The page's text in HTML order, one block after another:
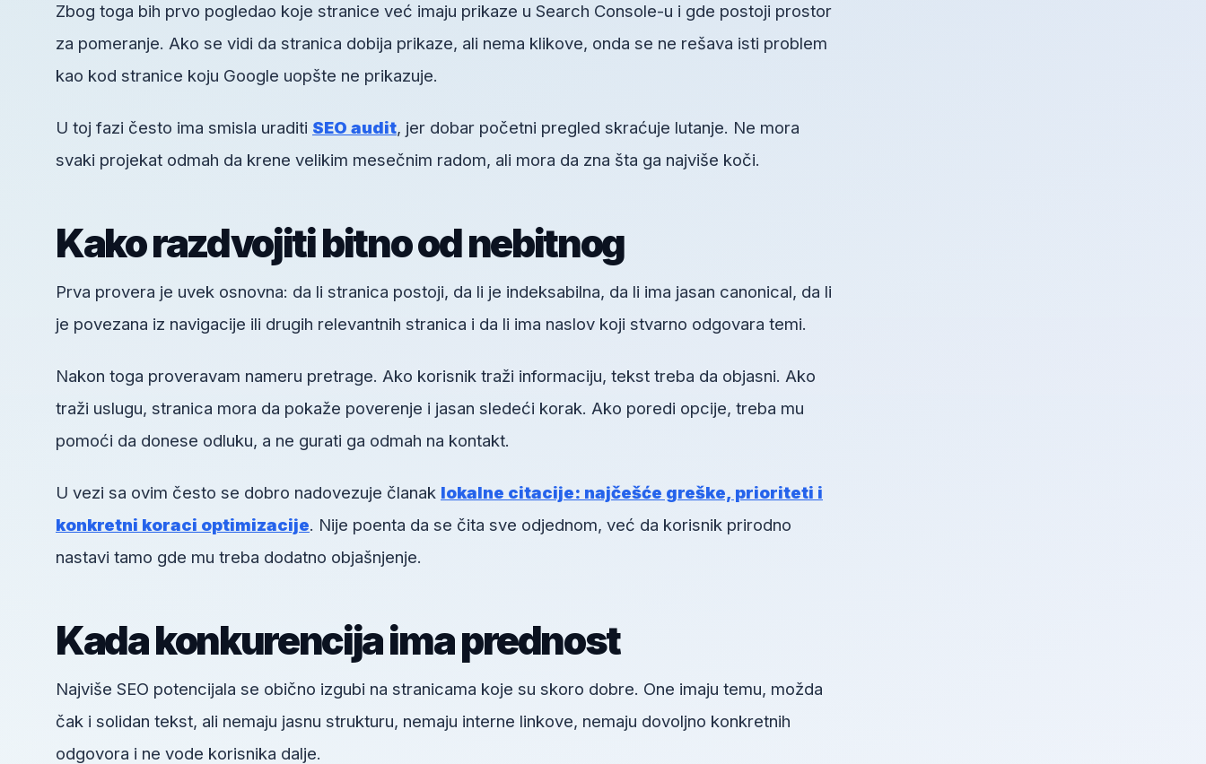
Zbog toga bih prvo pogledao koje stranice već imaju prikaze u Search Console-u i gde postoji prostor
za pomeranje. Ako se vidi da stranica dobija prikaze, ali nema klikove, onda se ne rešava isti problem
kao kod stranice koju Google uopšte ne prikazuje.
U toj fazi često ima smisla uraditi SEO audit, jer dobar početni pregled skraćuje lutanje. Ne mora
svaki projekat odmah da krene velikim mesečnim radom, ali mora da zna šta ga najviše koči.
Kako razdvojiti bitno od nebitnog
Prva provera je uvek osnovna: da li stranica postoji, da li je indeksabilna, da li ima jasan canonical, da li
je povezana iz navigacije ili drugih relevantnih stranica i da li ima naslov koji stvarno odgovara temi.
Nakon toga proveravam nameru pretrage. Ako korisnik traži informaciju, tekst treba da objasni. Ako
traži uslugu, stranica mora da pokaže poverenje i jasan sledeći korak. Ako poredi opcije, treba mu
pomoći da donese odluku, a ne gurati ga odmah na kontakt.
U vezi sa ovim često se dobro nadovezuje članak lokalne citacije: najčešće greške, prioriteti i
konkretni koraci optimizacije. Nije poenta da se čita sve odjednom, već da korisnik prirodno
nastavi tamo gde mu treba dodatno objašnjenje.
Kada konkurencija ima prednost
Najviše SEO potencijala se obično izgubi na stranicama koje su skoro dobre. One imaju temu, možda
čak i solidan tekst, ali nemaju jasnu strukturu, nemaju interne linkove, nemaju dovoljno konkretnih
odgovora i ne vode korisnika dalje.